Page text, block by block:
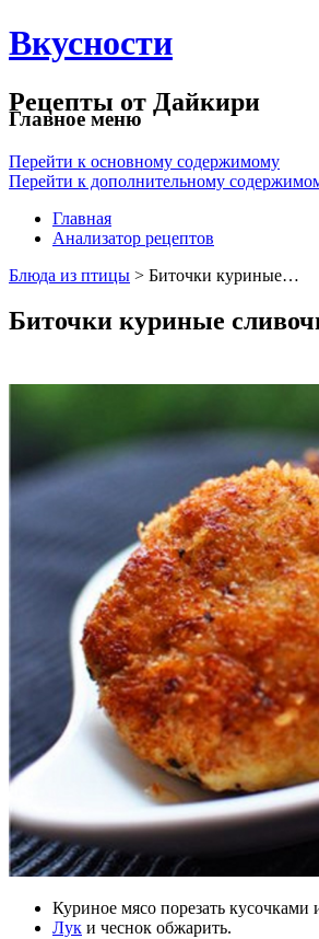
Вкусности
Рецепты от Дайкири
Главное меню
Перейти к основному содержимому
Перейти к дополнительному
Главная
Анализатор рецептов
Блюда из птицы > Биточки куриные…
Биточки куриные
Куриное мясо порезать кусочками
Лук и чеснок обжарить.